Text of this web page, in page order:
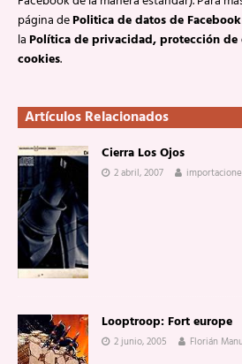
página dePolitica de datos de Facebook
laPolítica de privacidad, protección de
cookies.
Artículos Relacionados
Cierra Los Ojos
2 abril, 2007
Looptroop: Fort europe
2 junio, 2005 Florián